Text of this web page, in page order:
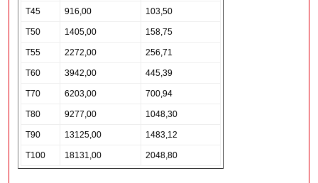
T45 916,00 103,50
T50 1405,00 158,75
T55 2272,00 256,71
T60 3942,00 445,39
T70 6203,00 700,94
T80 9277,00 1048,30
T90 13125,00 1483,12
T100 18131,00 2048,80